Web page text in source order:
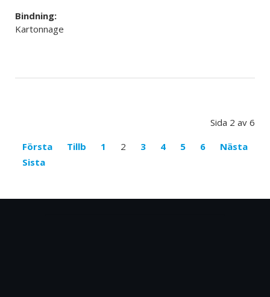
Bindning:
Kartonnage
Sida 2 av 6
Första
Tillb 1 2 3 4 5 6
Nästa
Sista